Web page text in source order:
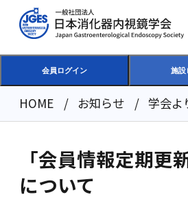
会員ログイン 施設
HOME お知らせ 学会よ
「会員情報定期更
について